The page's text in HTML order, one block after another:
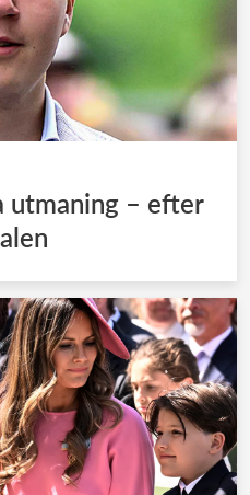
utmaning – efter